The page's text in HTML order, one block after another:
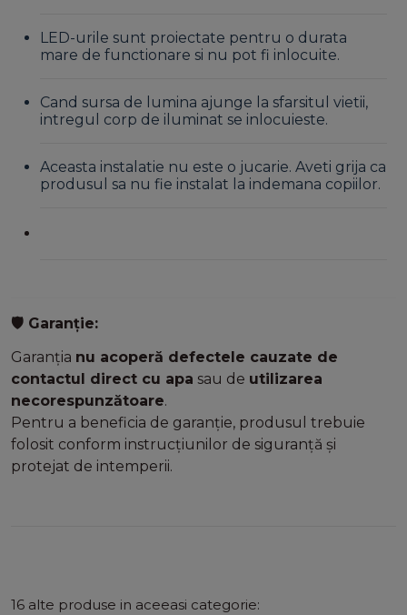
LED-urile sunt proiectate pentru o durata
mare de functionare si nu pot fi inlocuite.
Cand sursa de lumina ajunge la sfarsitul vietii,
intregul corp de iluminat se inlocuieste.
Aceasta instalatie nu este o jucarie. Aveti grija ca
produsul sa nu fie instalat la indemana copiilor.
🛡️ Garanție:
Garanția nu acoperă defectele cauzate de
contactul direct cu apa sau de utilizarea
necorespunzătoare.
Pentru a beneficia de garanție, produsul trebuie
folosit conform instrucțiunilor de siguranță și
protejat de intemperii.
16 alte produse in aceeasi categorie: